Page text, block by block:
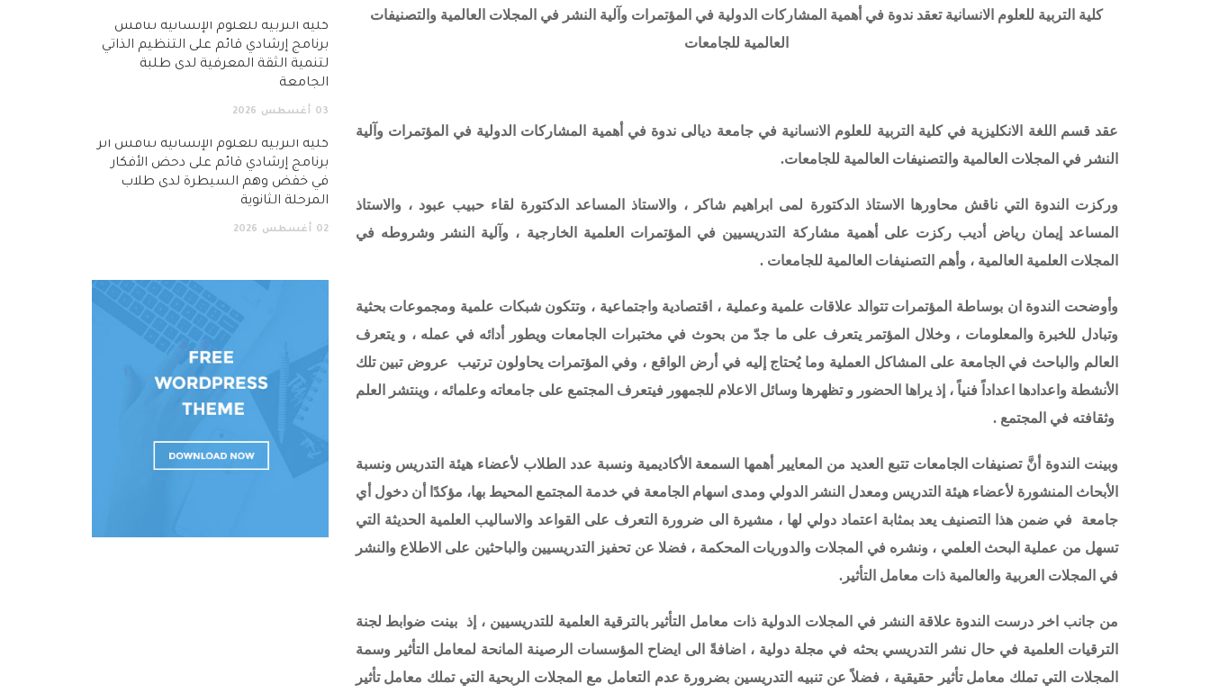
كلية التربية للعلوم الانسانية تعقد ندوة في أهمية المشاركات الدولية في المؤتمرات وآلية النشر في المجلات العالمية والتصنيفات
العالمية للجامعات
عقد قسم اللغة الانكليزية في كلية التربية للعلوم الانسانية في جامعة ديالى ندوة في أهمية المشاركات الدولية في المؤتمرات وآلية
النشر في المجلات العالمية والتصنيفات العالمية للجامعات.
وركزت الندوة التي ناقش محاورها الاستاذ الدكتورة لمى ابراهيم شاكر ، والاستاذ المساعد الدكتورة لقاء حبيب عبود ، والاستاذ
المساعد إيمان رياض أديب ركزت على
أهمية مشاركة التدريسيين في المؤتمرات العلمية الخارجية ، وآلية النشر وشروطه في
المجلات العلمية العالمية ، وأهم التصنيفات العالمية للجامعات .
وأوضحت الندوة ان بوساطة المؤتمرات تتوالد علاقات علمية وعملية ، اقتصادية واجتماعية ، وتتكون شبكات علمية ومجموعات بحثية
وتبادل للخبرة والمعلومات ، وخلال المؤتمر يتعرف على ما جدّ من بحوث في مختبرات الجامعات ويطور أدائه في عمله ، و يتعرف
العالم والباحث في الجامعة على المشاكل العملية وما يُحتاج إليه في أرض الواقع ، وفي المؤتمرات يحاولون ترتيب عروض تبين تلك
الأنشطة واعدادها اعداداً فنياً ، إذ يراها الحضور و تظهرها وسائل الاعلام للجمهور فيتعرف المجتمع على جامعاته وعلمائه ، وينتشر العلم
وثقافته في المجتمع .
وبينت الندوة أنَّ تصنيفات الجامعات تتبع العديد من المعايير أهمها السمعة الأكاديمية ونسبة عدد الطلاب لأعضاء هيئة التدريس ونسبة
الأبحاث المنشورة لأعضاء هيئة التدريس ومعدل النشر الدولي ومدى اسهام الجامعة في خدمة المجتمع المحيط بها، مؤكدًا أن دخول أي
جامعة في ضمن هذا التصنيف يعد بمثابة اعتماد دولي لها ، مشيرة الى ضرورة التعرف على القواعد والاساليب العلمية الحديثة التي
تسهل من عملية البحث العلمي ، ونشره في المجلات والدوريات المحكمة ، فضلا عن تحفيز التدريسيين والباحثين على الاطلاع والنشر
في المجلات العربية والعالمية ذات معامل التأثير.
من جانب اخر درست الندوة علاقة النشر في المجلات الدولية ذات معامل التأثير بالترقية العلمية للتدريسيين ، إذ بينت ضوابط لجنة
الترقيات العلمية في حال نشر التدريسي بحثه في مجلة دولية ، اضافةً الى ايضاح المؤسسات الرصينة المانحة لمعامل التأثير وسمة
المجلات التي تملك معامل تأثير حقيقية ، فضلاً عن تنبيه التدريسين بضرورة عدم التعامل مع المجلات الربحية التي تملك معامل تأثير
كلية التربية للعلوم الإنسانية تناقش
برنامج إرشادي قائم على التنظيم الذاتي
لتنمية الثقة المعرفية لدى طلبة
الجامعة
03 أغسطس 2026
كلية التربية للعلوم الإنسانية تناقش أثر
برنامج إرشادي قائم على دحض الأفكار
في خفض وهم السيطرة لدى طلاب
المرحلة الثانوية
02 أغسطس 2026